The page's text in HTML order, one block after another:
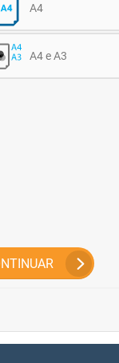
A4
A4 e A3